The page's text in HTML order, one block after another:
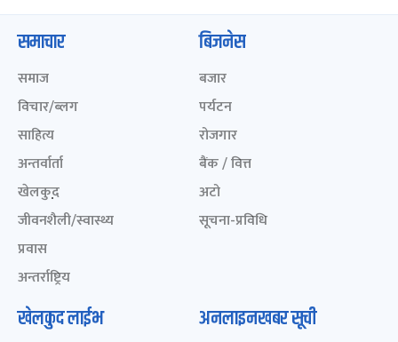
समाचार
समाज
विचार/ब्लग
साहित्य
अन्तर्वार्ता
खेलकुद़़
जीवनशैली/स्वास्थ्य
प्रवास
अन्तर्राष्ट्रिय
बिजनेस
बजार
पर्यटन
रोजगार
बैंक / वित्त
अटो
सूचना-प्रविधि
खेलकुद लाईभ अनलाइनखबर सूची